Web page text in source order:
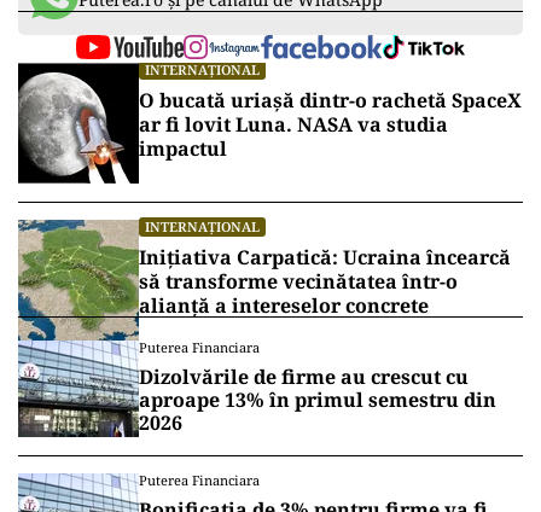
INTERNAȚIONAL
O bucată uriașă dintr-o rachetă SpaceX
ar fi lovit Luna. NASA va studia
impactul
INTERNAȚIONAL
Inițiativa Carpatică: Ucraina încearcă
să transforme vecinătatea într-o
alianță a intereselor concrete
Puterea Financiara
Dizolvările de firme au crescut cu
aproape 13% în primul semestru din
2026
Puterea Financiara